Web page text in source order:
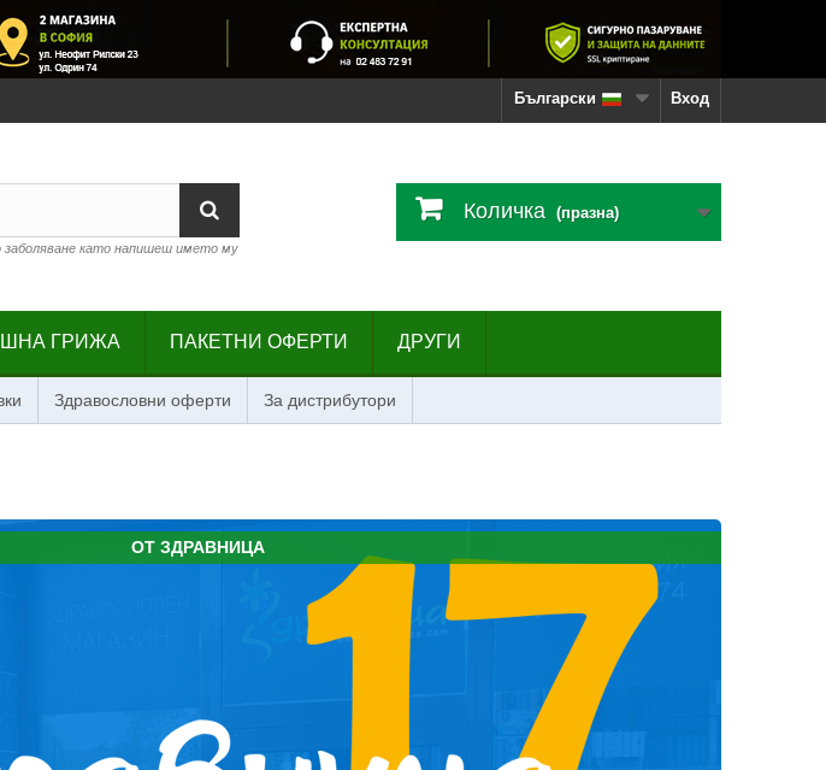
Вход
Български
заболяване като напишеш името му
Количка (празна)
ГРИЖА ПАКЕТНИ ОФЕРТИ ДРУГИ
Здравословни оферти За дистрибутори
ОТ ЗДРАВНИЦА